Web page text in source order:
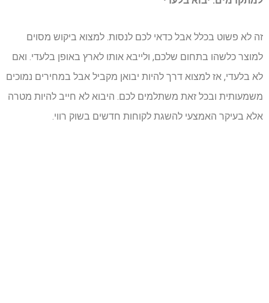
זה לא פשוט בכלל אבל כדאי לכם לנסות. למצוא ביקוש מסוים
למוצר כלשהו בתחום שלכם, ולייבא אותו לארץ באופן בלעדי. ואם
לא בלעדי, אז למצוא דרך להיות יבואן מקביל אבל במחירים נמוכים
משמעותית ובכל זאת משתלמים לכם. היבוא לא חייב להיות מטרה
אלא בעיקר האמצעי להשגת לקוחות חדשים בשוק רווי.